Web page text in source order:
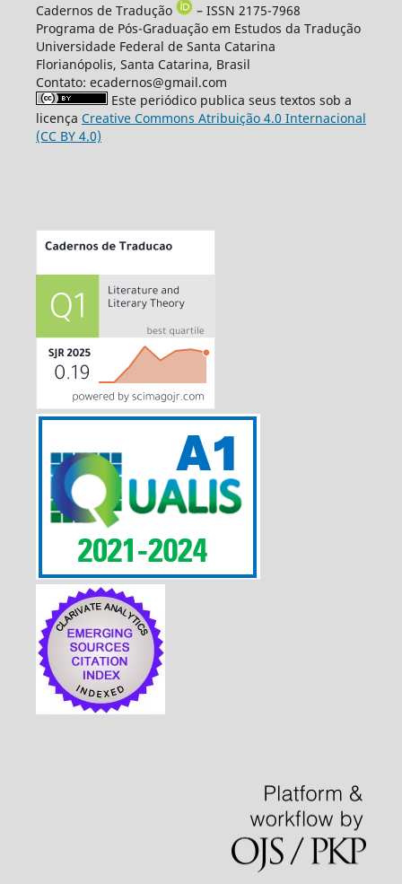
Cadernos de Tradução
– ISSN 2175-7968
Programa de Pós-Graduação em Estudos da Tradução
Universidade Federal de Santa Catarina
Florianópolis, Santa Catarina, Brasil
Contato: ecadernos@gmail.com
Este periódico publica seus textos sob a
licença Creative Commons Atribuição 4.0 Internacional
(CC BY 4.0)